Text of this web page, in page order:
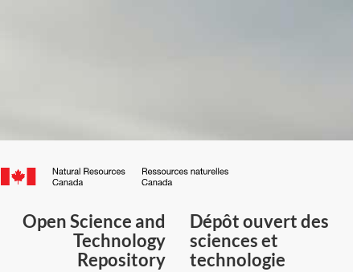
Canada.ca
du
Canada
Open Science and
Technology
Repository
Dépôt ouvert des
sciences et
technologie